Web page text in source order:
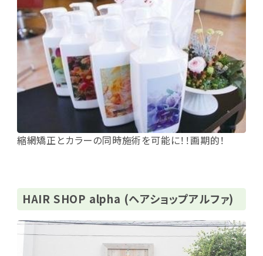
縮網矯正とカラーの同時施術を可能に！！画期的！
HAIR SHOP alpha (ヘアショップアルファ)